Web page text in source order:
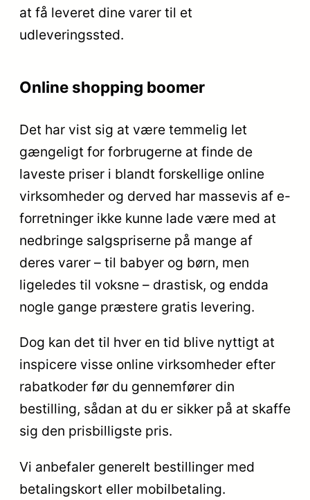
at få leveret dine varer til et
udleveringssted.
Online shopping boomer
Det har vist sig at være temmelig let
gængeligt for forbrugerne at finde de
laveste priser i blandt forskellige online
virksomheder og derved har massevis af e-
forretninger ikke kunne lade være med at
nedbringe salgspriserne på mange af
deres varer – til babyer og børn, men
ligeledes til voksne – drastisk, og endda
nogle gange præstere gratis levering.
Dog kan det til hver en tid blive nyttigt at
inspicere visse online virksomheder efter
rabatkoder før du gennemfører din
bestilling, sådan at du er sikker på at skaffe
sig den prisbilligste pris.
Vi anbefaler generelt bestillinger med
betalingskort eller mobilbetaling.